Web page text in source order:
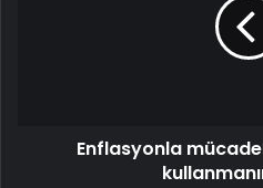
Enflasyonla